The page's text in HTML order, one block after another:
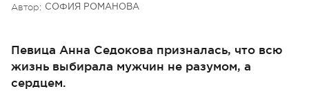
Автор: СОФИЯ РОМАНОВА
Певица Анна Седокова призналась, что всю
жизнь выбирала мужчин не разумом, а
сердцем.